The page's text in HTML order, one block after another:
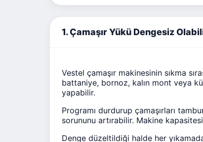
1. Çamaşır Yükü Dengesiz
Vestel çamaşır makinesinin sıkma
battaniye, bornoz, kalın mont veya
yapabilir.
Programı durdurup çamaşırları
sorununu artırabilir. Makine
Denge düzeltildiği halde her